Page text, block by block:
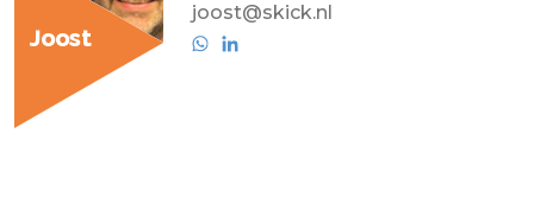
Joost
joost@skick.nl